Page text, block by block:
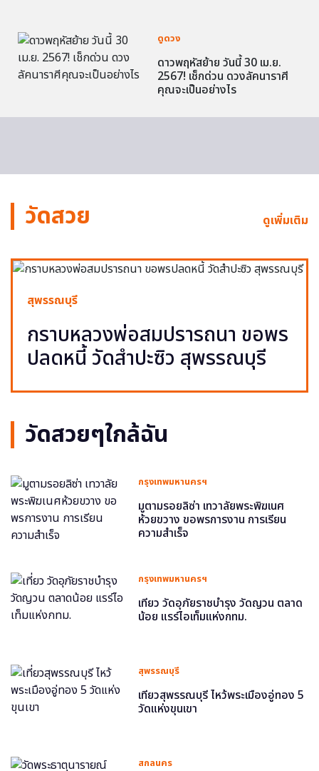
ดูดวง
ดาวพฤหัสย้าย วันนี้ 30 เม.ย.
2567! เช็กด่วน ดวงลัคนาราศี
คุณจะเป็นอย่างไร
วัดสวย ดูเพิ่มเติม
สุพรรณบุรี
กราบหลวงพ่อสมปรารถนา ขอพร
ปลดหนี้ วัดสำปะซิว สุพรรณบุรี
วัดสวยๆใกล้ฉัน
กรุงเทพมหานครฯ
มูตามรอยลิซ่า เทวาลัยพระพิฆเนศ
ห้วยขวาง ขอพรการงาน การเรียน
ความสำเร็จ
กรุงเทพมหานครฯ
เที่ยว วัดอุภัยราชบำรุง วัดญวน ตลาด
น้อย แรร์ไอเท็มแห่งกทม.
สุพรรณบุรี
เที่ยวสุพรรณบุรี ไหว้พระเมืองอู่ทอง 5
วัดแห่งขุนเขา
สกลนคร